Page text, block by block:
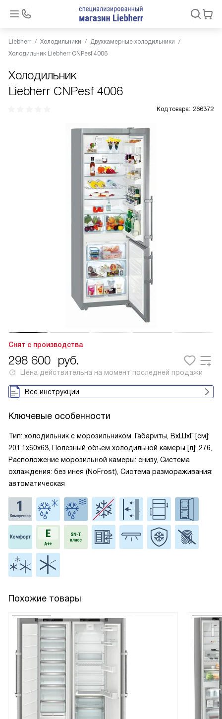
Liebherr Холодильники
Двухкамерные холодильники
Холодильник Liebherr CNPesf 4006
Холодильник
Liebherr CNPesf 4006
Код товара: 266372
Снят с производства
298 600 руб.
Цена действительна на момент последней продажи
Все инструкции
Ключевые особенности
Тип: холодильник с морозильником, Габариты, ВxШxГ [см]:
201.1x60x63, Полезный объем холодильной камеры [л]: 276,
Расположение морозильной камеры: снизу, Система
охлаждения: без инея (NoFrost), Система размораживания:
автоматическая
Похожие товары